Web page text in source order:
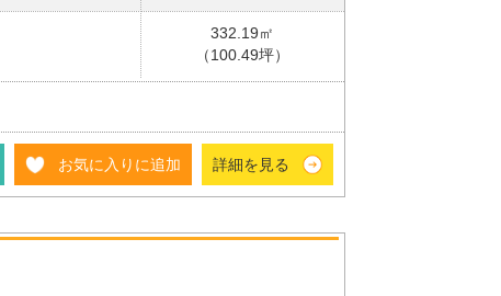
332.19㎡
（100.49坪）
お気に入りに追加 詳細を見る